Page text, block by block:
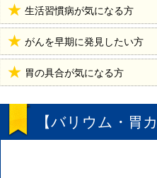
生活習慣病が気になる方
がんを早期に発見したい方
胃の具合が気になる方
【バリウム・胃